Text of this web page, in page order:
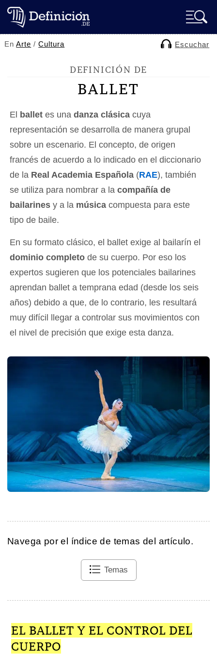
EnArte /Cultura Escuchar
DEFINICIÓN DE
BALLET
El ballet es una danza clásica cuya
representación se desarrolla de manera grupal
sobre un escenario. El concepto, de origen
francés de acuerdo a lo indicado en el diccionario
de la Real Academia Española (RAE), también
se utiliza para nombrar a la compañía de
bailarines y a la música compuesta para este
tipo de baile.
En su formato clásico, el ballet exige al bailarín el
dominio completo de su cuerpo. Por eso los
expertos sugieren que los potenciales bailarines
aprendan ballet a temprana edad (desde los seis
años) debido a que, de lo contrario, les resultará
muy difícil llegar a controlar sus movimientos con
el nivel de precisión que exige esta danza.
Navega por el índice de temas del artículo.
Temas
EL BALLET Y EL CONTROL DEL
CUERPO